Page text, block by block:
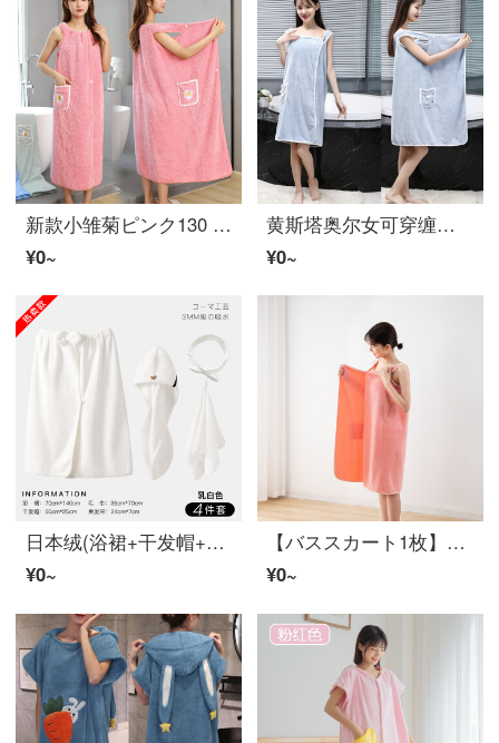
新款小雏菊ピンク130 x 100 cm
¥0~
黄斯塔奥尔女可穿缠秋冬家庭用吸水速乾容易掉毛网红浴裙可爱抹胸浴袍蓝(ポケット款)80 x 135 cm
¥0~
日本绒(浴裙+干发帽+束发帯+塔奥尔)缺本
¥0~
【バススカート1枚】雅漫婷家巴斯塔奥尔女史可穿浴スカート成人加厚大巴士塔奥尔柔软吸浴巾浴袍女可穿巴士塔奥尔/浴スカート【ピンク1本】
¥0~